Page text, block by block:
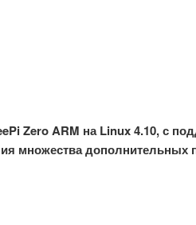
Zero ARM на Linux 4.10, с
множества дополнительных